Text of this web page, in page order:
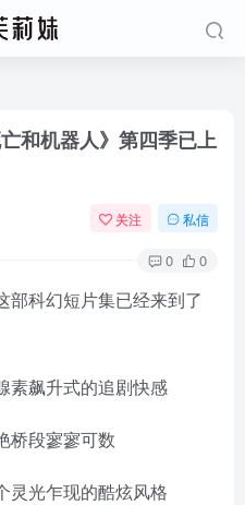
和机器人》第四季已上
关注 私信
0 0
部科幻短片集已经来到了
素飙升式的追剧快感
桥段寥寥可数
灵光乍现的酷炫风格